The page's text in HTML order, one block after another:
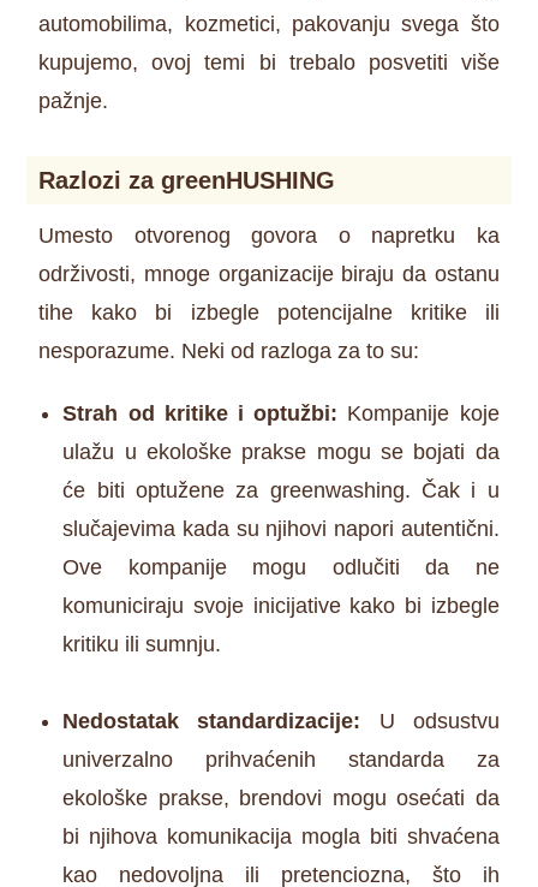
automobilima, kozmetici, pakovanju svega što
kupujemo, ovoj temi bi trebalo posvetiti više
pažnje.
Razlozi za greenHUSHING
Umesto otvorenog govora o napretku ka
održivosti, mnoge organizacije biraju da ostanu
tihe kako bi izbegle potencijalne kritike ili
nesporazume. Neki od razloga za to su:
Strah od kritike i optužbi: Kompanije koje
ulažu u ekološke prakse mogu se bojati da
će biti optužene za greenwashing. Čak i u
slučajevima kada su njihovi napori autentični.
Ove kompanije mogu odlučiti da ne
komuniciraju svoje inicijative kako bi izbegle
kritiku ili sumnju.
Nedostatak standardizacije: U odsustvu
univerzalno prihvaćenih standarda za
ekološke prakse, brendovi mogu osećati da
bi njihova komunikacija mogla biti shvaćena
kao nedovoljna ili pretenciozna, što ih